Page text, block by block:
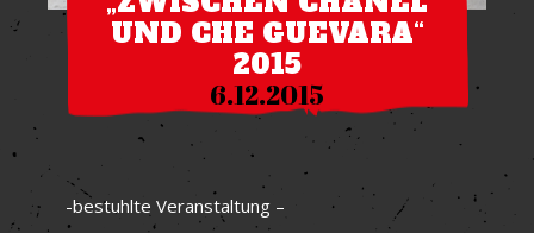
UND CHE GUEVARA“
2015
6.12.2015
-bestuhlte Veranstaltung –